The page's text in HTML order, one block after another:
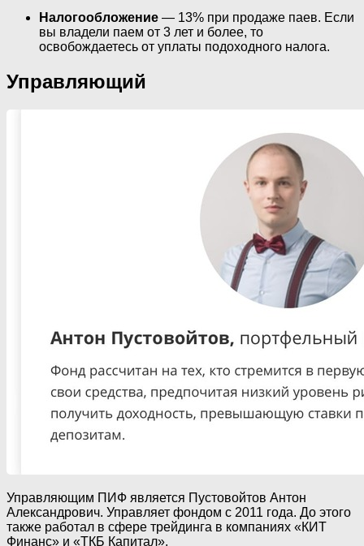
Налогообложение — 13% при продаже паев. Если
вы владели паем от 3 лет и более, то
освобождаетесь от уплаты подоходного налога.
Управляющий
Управляющим ПИФ является Пустовойтов Антон
Александрович. Управляет фондом с 2011 года. До этого
также работал в сфере трейдинга в компаниях «КИТ
Финанс» и «ТКБ Капитал».